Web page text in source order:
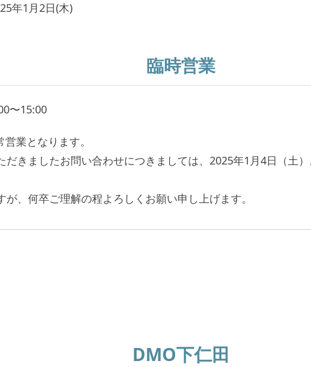
年1月2日(木)
臨時営業
〜15:00
業となります。
だきましたお問い合わせにつきましては、2025年1月4日（土
、何卒ご理解の程よろしくお願い申し上げます。
DMO下仁田